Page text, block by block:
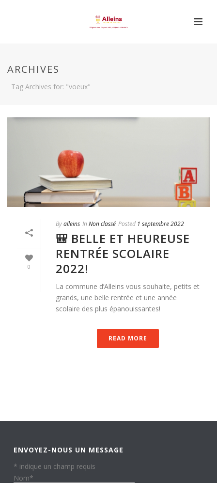
ARCHIVES
Tag Archives for: "voeux"
0
Byalleins In Non classé Posted 1 septembre 2022
🎒 BELLE ET HEUREUSE
RENTRÉE SCOLAIRE
2022!
La commune d’Alleins vous souhaite, petits et
grands, une belle rentrée et une année
scolaire des plus épanouissantes!
READ MORE
ENVOYEZ-NOUS UN MESSAGE
* indique un champ requis
Nom*